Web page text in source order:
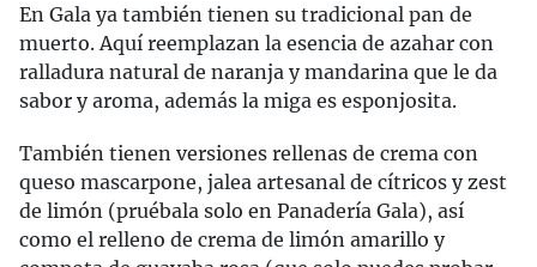
En Gala ya también tienen su tradicional pan de
muerto. Aquí reemplazan la esencia de azahar con
ralladura natural de naranja y mandarina que le da
sabor y aroma, además la miga es esponjosita.
También tienen versiones rellenas de crema con
queso mascarpone, jalea artesanal de cítricos y zest
de limón (pruébala solo en Panadería Gala), así
como el relleno de crema de limón amarillo y